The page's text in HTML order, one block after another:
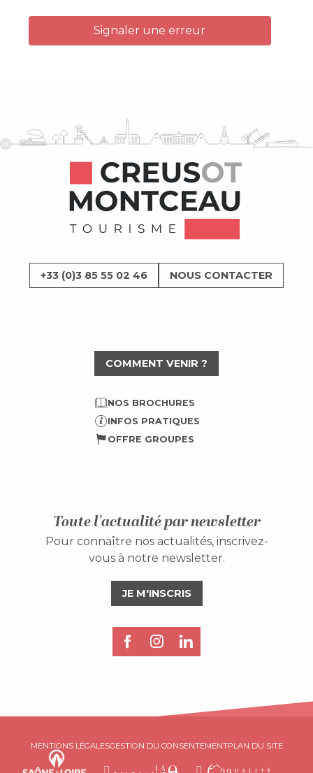
Signaler une erreur
COMMENT VENIR ?
NOS BROCHURES
INFOS PRATIQUES
OFFRE GROUPES
+33 (0)3 85 55 02 46 NOUS CONTACTER
Toute l'actualité par newsletter
Pour connaître nos actualités, inscrivez-
vous à notre newsletter.
JE M'INSCRIS
MENTIONS LÉGALESGESTION DU CONSENTEMENTPLAN DU SITE